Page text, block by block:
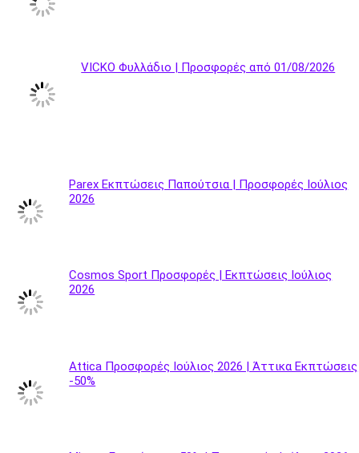
VICKO Φυλλάδιο | Προσφορές από 01/08/2026
Parex Εκπτώσεις Παπούτσια | Προσφορές Ιούλιος
2026
Cosmos Sport Προσφορές | Εκπτώσεις Ιούλιος
2026
Attica Προσφορές Ιούλιος 2026 | Άττικα Εκπτώσεις
-50%